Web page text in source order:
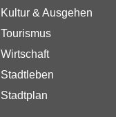
Kultur & Ausgehen
Tourismus
Wirtschaft
Stadtleben
Stadtplan